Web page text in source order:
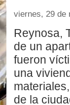
viernes, 29 de
Reynosa,
de un
fueron
una
de la